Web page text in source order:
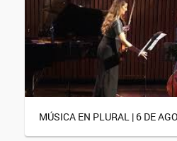
MÚSICA EN PLURAL | 6 DE